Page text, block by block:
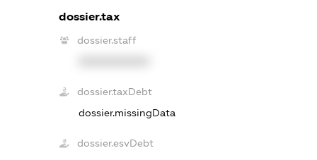
dossier.tax
dossier.staff
dossier.taxDebt
dossier.missingData
dossier.esvDebt